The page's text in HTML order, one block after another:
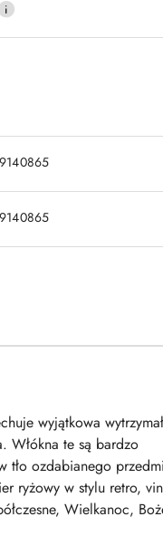
wyjątkowa
Włókna te są bardzo
tło ozdabianego
ryżowy w stylu retro,
Wielkanoc,